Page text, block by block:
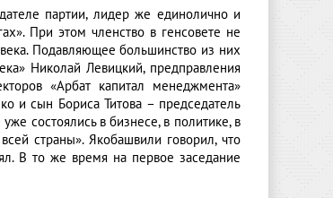
партии, лидер же единолично и
При этом членство в генсовете не
Подавляющее большинство из них
Николай Левицкий, предправления
«Арбат капитал менеджмента»
и сын Бориса Титова – председатель
состоялись в бизнесе, в политике, в
страны». Якобашвили говорил, что
В то же время на первое заседание